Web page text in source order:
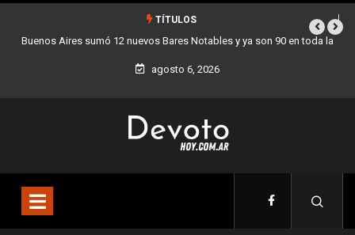
TÍTULOS
Los stands móviles de la Ciudad llegan esta semana a Villa Devoto
agosto 6, 2026